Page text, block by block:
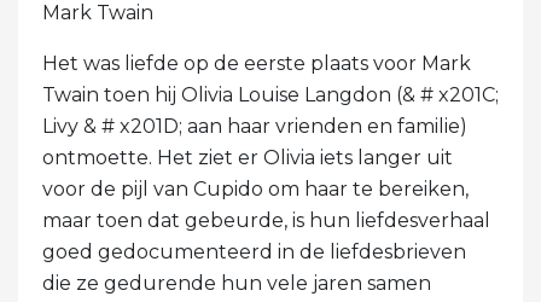
Mark Twain
Het was liefde op de eerste plaats voor Mark
Twain toen hij Olivia Louise Langdon (& # x201C;
Livy & # x201D; aan haar vrienden en familie)
ontmoette. Het ziet er Olivia iets langer uit
voor de pijl van Cupido om haar te bereiken,
maar toen dat gebeurde, is hun liefdesverhaal
goed gedocumenteerd in de liefdesbrieven
die ze gedurende hun vele jaren samen